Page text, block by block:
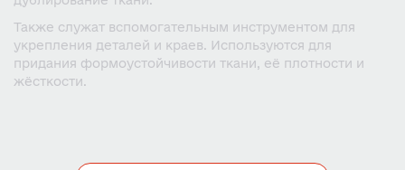
Также служат вспомогательным инструментом для
укрепления деталей и краев. Используются для
придания формоустойчивости ткани, её плотности и
жёсткости.